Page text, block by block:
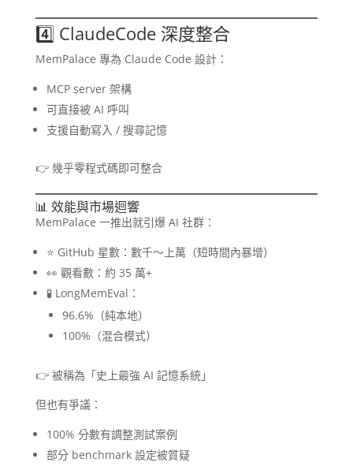
4️⃣ ClaudeCode 深度整合
MemPalace 專為 Claude Code 設計：
MCP server 架構
可直接被 AI 呼叫
支援自動寫入 / 搜尋記憶
👉 幾乎零程式碼即可整合
📊 效能與市場迴響
MemPalace 一推出就引爆 AI 社群：
⭐ GitHub 星數：數千～上萬（短時間內暴增）
👀 觀看數：約 35 萬+
🧪 LongMemEval：
96.6%（純本地）
100%（混合模式）
👉 被稱為「史上最強 AI 記憶系統」
但也有爭議：
100% 分數有調整測試案例
部分 benchmark 設定被質疑